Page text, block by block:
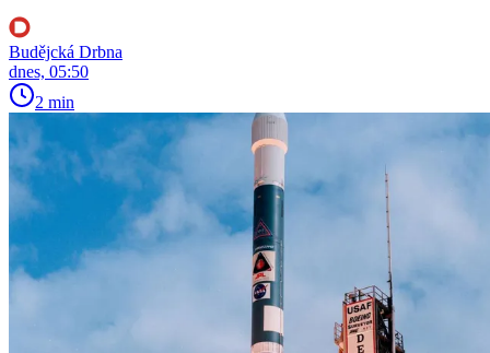
Budějcká Drbna
dnes, 05:50
2 min